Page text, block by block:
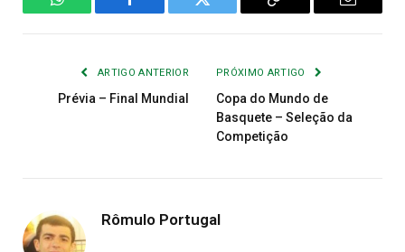
WhatsAppFacebook Twitter
Copiar
E-
ARTIGO ANTERIOR
Prévia – Final Mundial
PRÓXIMO ARTIGO
Copa do Mundo de
Basquete – Seleção da
Competição
Rômulo Portugal